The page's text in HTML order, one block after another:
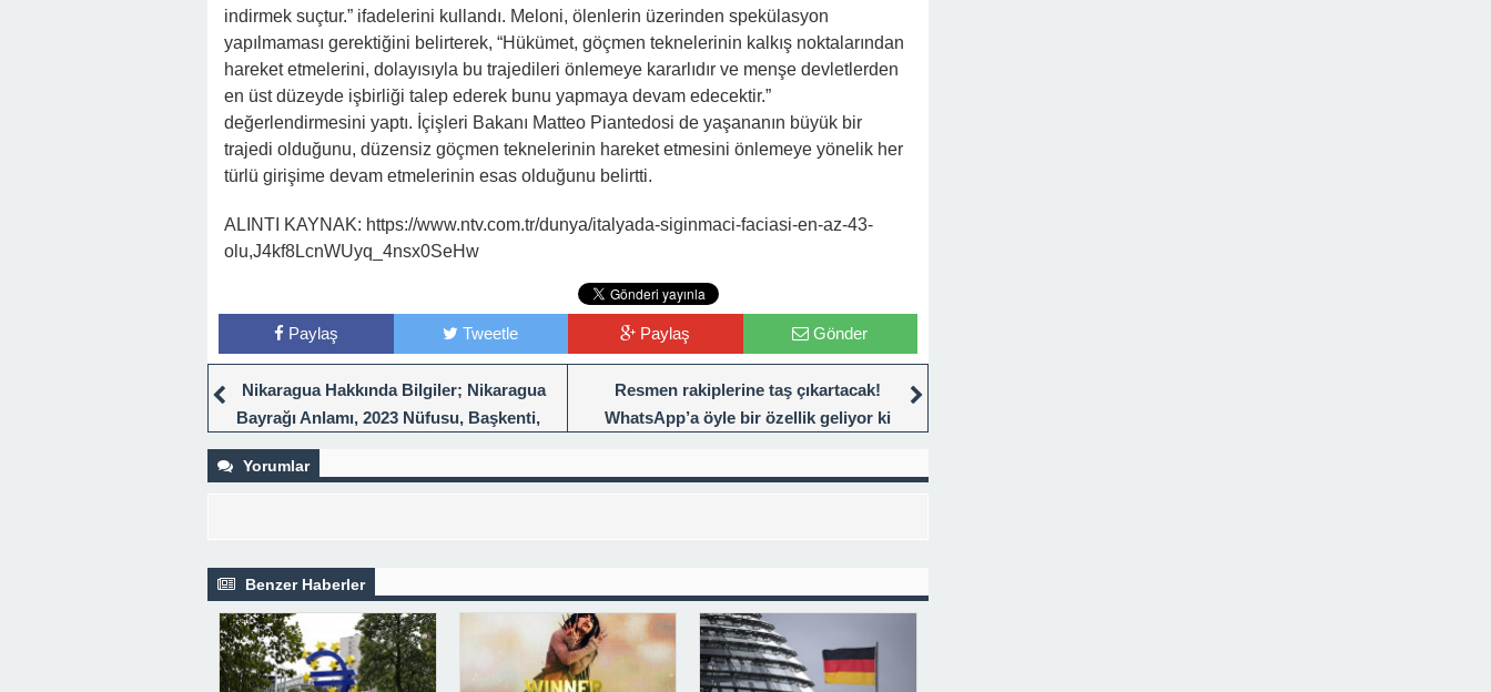
indirmek suçtur.” ifadelerini kullandı. Meloni, ölenlerin üzerinden spekülasyon
yapılmaması gerektiğini belirterek, “Hükümet, göçmen teknelerinin kalkış noktalarından
hareket etmelerini, dolayısıyla bu trajedileri önlemeye kararlıdır ve menşe devletlerden
en üst düzeyde işbirliği talep ederek bunu yapmaya devam edecektir.”
değerlendirmesini yaptı. İçişleri Bakanı Matteo Piantedosi de yaşananın büyük bir
trajedi olduğunu, düzensiz göçmen teknelerinin hareket etmesini önlemeye yönelik her
türlü girişime devam etmelerinin esas olduğunu belirtti.
ALINTI KAYNAK: https://www.ntv.com.tr/dunya/italyada-siginmaci-faciasi-en-az-43-
olu,J4kf8LcnWUyq_4nsx0SeHw
Paylaş Tweetle Paylaş Gönder
Nikaragua Hakkında Bilgiler; Nikaragua
Bayrağı Anlamı, 2023 Nüfusu, Başkenti,
Para Birimi Ve Saat Farkı
Resmen rakiplerine taş çıkartacak!
WhatsApp’a öyle bir özellik geliyor ki
Yorumlar
Benzer Haberler